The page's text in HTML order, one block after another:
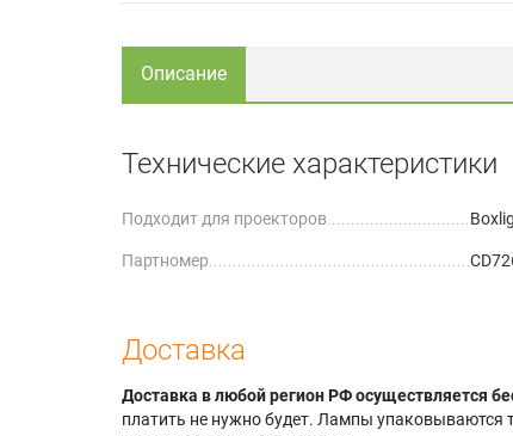
Описание
Технические характеристики
Подходит для проекторов
Партномер
Доставка
Доставка в любой регион РФ осуществляется
платить не нужно будет. Лампы упаковываются